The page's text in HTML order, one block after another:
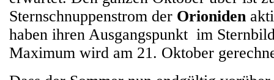
Sternschnuppenstrom der Orioniden
haben ihren Ausgangspunkt im
Maximum wird am 21. Oktober